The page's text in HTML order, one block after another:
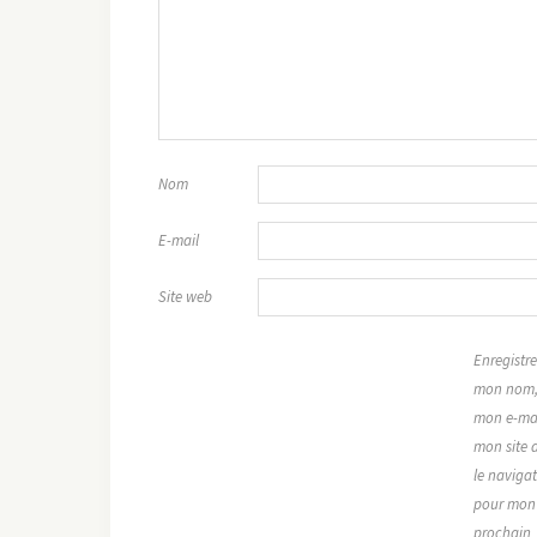
Nom
E-mail
Site web
mon nom,
mon e-
mon site
le
pour mon